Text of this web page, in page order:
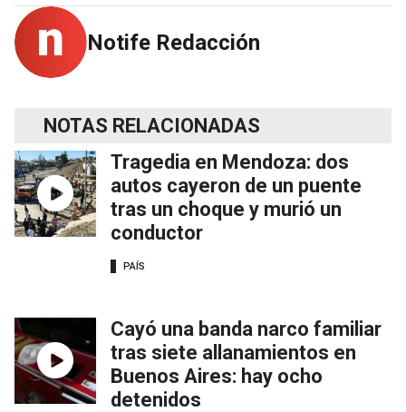
Notife Redacción
NOTAS RELACIONADAS
Tragedia en Mendoza: dos
autos cayeron de un puente
tras un choque y murió un
conductor
PAÍS
Cayó una banda narco familiar
tras siete allanamientos en
Buenos Aires: hay ocho
detenidos